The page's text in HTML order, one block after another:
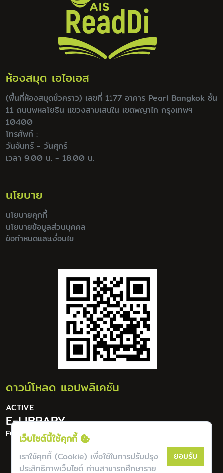
เว็บไซต์นี้ใช้คุกกี้
เราใช้คุกกี้ (Cookie) เพื่อใช้ในการปรับปรุง
ประสิทธิภาพเว็บไซต์ ท่านสามารถศึกษาราย
ยอมรับ
ห้องสมุด เอไอเอส
(พื้นที่ห้องสมุดชั่วคราว) เลขที่ 1177 อาคาร Pearl Bangkok ชั้น
11 ถนนพหลโยธิน แขวงสามเสนใน เขตพญาไท กรุงเทพฯ
10400
โทรศัพท์ :
วันจันทร์ - วันศุกร์
เวลา 9.00 น. - 18.00 น.
นโยบาย
นโยบายคุกกี้
นโยบายข้อมูลส่วนบุคคล
ข้อกำหนดและเงื่อนไข
ดาวน์โหลด แอปพลิเคชัน
ACTIVE
E-LIBRARY
FOR DIGITAL LIFESTYLE